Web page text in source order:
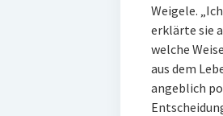
Weigele.
erklärte sie
welche
aus dem
angeblich